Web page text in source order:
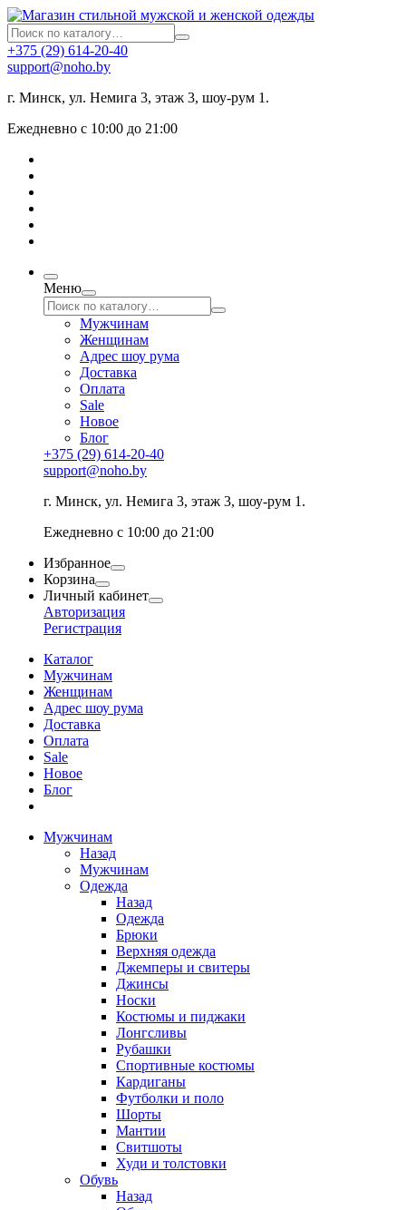
+375 (29) 614-20-40
support@noho.by
г. Минск, ул. Немига 3, этаж 3, шоу-рум 1.
Ежедневно с 10:00 до 21:00
Меню
Мужчинам
Женщинам
Адрес шоу рума
Доставка
Оплата
Sale
Новое
Блог
+375 (29) 614-20-40
support@noho.by
г. Минск, ул. Немига 3, этаж 3, шоу-рум 1.
Ежедневно с 10:00 до 21:00
Избранное
Корзина
Личный кабинет
Авторизация
Регистрация
Каталог
Мужчинам
Женщинам
Адрес шоу рума
Доставка
Оплата
Sale
Новое
Блог
Мужчинам
Назад
Мужчинам
Одежда
Назад
Одежда
Брюки
Верхняя одежда
Джемперы и свитеры
Джинсы
Носки
Костюмы и пиджаки
Лонгсливы
Рубашки
Спортивные костюмы
Кардиганы
Футболки и поло
Шорты
Мантии
Свитшоты
Худи и толстовки
Обувь
Назад